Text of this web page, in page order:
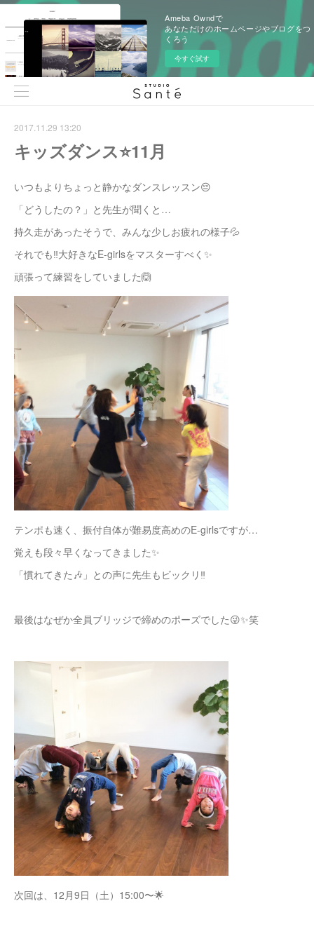
Ameba Owndで
あなただけのホームページやブログをつ
くろう
今すぐ試す
2017.11.29 13:20
キッズダンス⭐️11月
いつもよりちょっと静かなダンスレッスン😔
「どうしたの？」と先生が聞くと…
持久走があったそうで、みんな少しお疲れの様子💦
それでも‼️大好きなE-girlsをマスターすべく✨
頑張って練習をしていました🙆
テンポも速く、振付自体が難易度高めのE-girlsですが…
覚えも段々早くなってきました✨
「慣れてきた🎶」との声に先生もビックリ‼️
最後はなぜか全員ブリッジで締めのポーズでした😜✨笑
次回は、12月9日（土）15:00〜🌟